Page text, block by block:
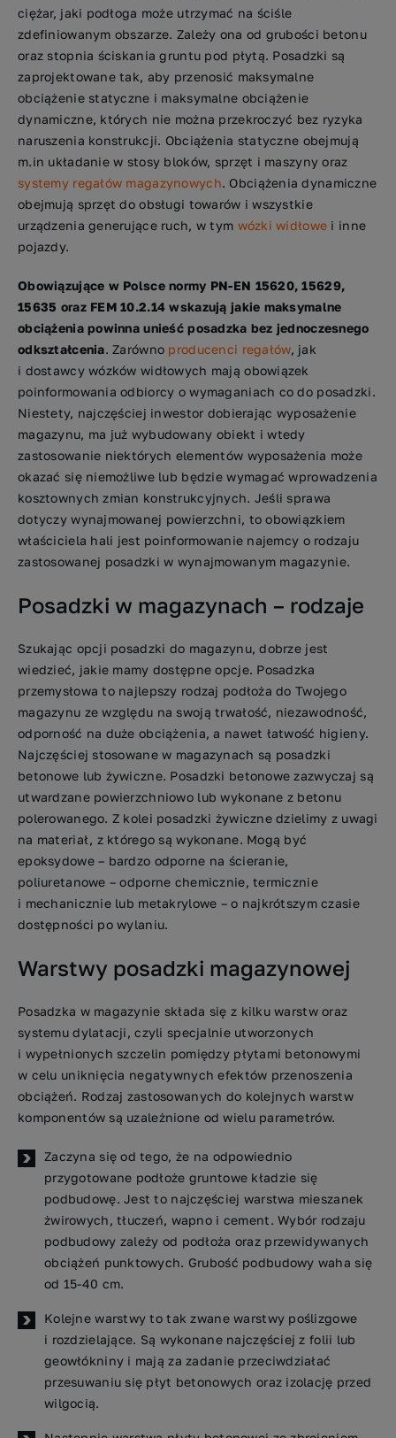
ciężar, jaki podłoga może utrzymać na ściśle
zdefiniowanym obszarze. Zależy ona od grubości betonu
oraz stopnia ściskania gruntu pod płytą. Posadzki są
zaprojektowane tak, aby przenosić maksymalne
obciążenie statyczne i maksymalne obciążenie
dynamiczne, których nie można przekroczyć bez ryzyka
naruszenia konstrukcji. Obciążenia statyczne obejmują
m.in układanie w stosy bloków, sprzęt i maszyny oraz
systemy regałów magazynowych. Obciążenia dynamiczne
obejmują sprzęt do obsługi towarów i wszystkie
urządzenia generujące ruch, w tym wózki widłowe i inne
pojazdy.
Obowiązujące w Polsce normy PN-EN 15620, 15629,
15635 oraz FEM 10.2.14 wskazują jakie maksymalne
obciążenia powinna unieść posadzka bez jednoczesnego
odkształcenia. Zarówno producenci regałów, jak
i dostawcy wózków widłowych mają obowiązek
poinformowania odbiorcy o wymaganiach co do posadzki.
Niestety, najczęściej inwestor dobierając wyposażenie
magazynu, ma już wybudowany obiekt i wtedy
zastosowanie niektórych elementów wyposażenia może
okazać się niemożliwe lub będzie wymagać wprowadzenia
kosztownych zmian konstrukcyjnych. Jeśli sprawa
dotyczy wynajmowanej powierzchni, to obowiązkiem
właściciela hali jest poinformowanie najemcy o rodzaju
zastosowanej posadzki w wynajmowanym magazynie.
Posadzki w magazynach – rodzaje
Szukając opcji posadzki do magazynu, dobrze jest
wiedzieć, jakie mamy dostępne opcje. Posadzka
przemysłowa to najlepszy rodzaj podłoża do Twojego
magazynu ze względu na swoją trwałość, niezawodność,
odporność na duże obciążenia, a nawet łatwość higieny.
Najczęściej stosowane w magazynach są posadzki
betonowe lub żywiczne. Posadzki betonowe zazwyczaj są
utwardzane powierzchniowo lub wykonane z betonu
polerowanego. Z kolei posadzki żywiczne dzielimy z uwagi
na materiał, z którego są wykonane. Mogą być
epoksydowe – bardzo odporne na ścieranie,
poliuretanowe – odporne chemicznie, termicznie
i mechanicznie lub metakrylowe – o najkrótszym czasie
dostępności po wylaniu.
Warstwy posadzki magazynowej
Posadzka w magazynie składa się z kilku warstw oraz
systemu dylatacji, czyli specjalnie utworzonych
i wypełnionych szczelin pomiędzy płytami betonowymi
w celu uniknięcia negatywnych efektów przenoszenia
obciążeń. Rodzaj zastosowanych do kolejnych warstw
komponentów są uzależnione od wielu parametrów.
Zaczyna się od tego, że na odpowiednio
przygotowane podłoże gruntowe kładzie się
podbudowę. Jest to najczęściej warstwa mieszanek
żwirowych, tłuczeń, wapno i cement. Wybór rodzaju
podbudowy zależy od podłoża oraz przewidywanych
obciążeń punktowych. Grubość podbudowy waha się
od 15-40 cm.
Kolejne warstwy to tak zwane warstwy poślizgowe
i rozdzielające. Są wykonane najczęściej z folii lub
geowłókniny i mają za zadanie przeciwdziałać
przesuwaniu się płyt betonowych oraz izolację przed
wilgocią.